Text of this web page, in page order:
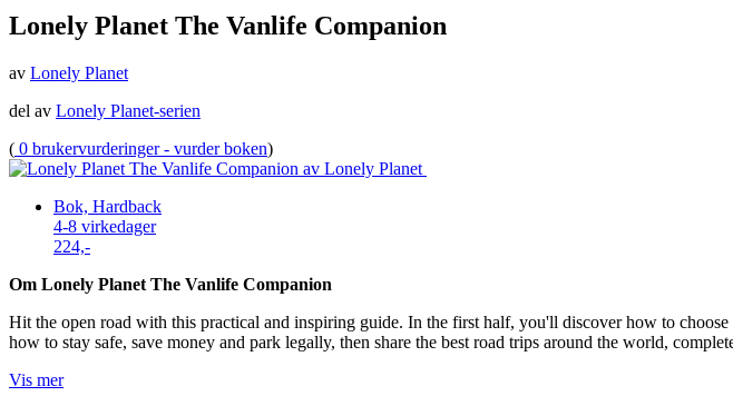
Lonely Planet The Vanlife Companion
av Lonely Planet
del av Lonely Planet-serien
( 0 brukervurderinger - vurder boken)
Bok, Hardback
4-8 virkedager
224,-
Om Lonely Planet The Vanlife Companion
Hit the open road with this practical and inspiring guide. In the first half, you'll discover how to
how to stay safe, save money and park legally, then share the best road trips around the world,
Vis mer